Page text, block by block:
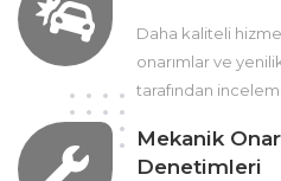
Daha kaliteli
onarımlar ve
tarafından
Mekanik
Denetimleri